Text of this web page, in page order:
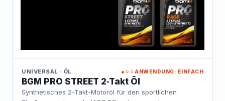
UNIVERSAL · ÖL ●○○ ANWENDUNG: EINFACH
BGM PRO STREET 2‑Takt Öl
Synthetisches 2-Takt-Motoröl für den sportlichen